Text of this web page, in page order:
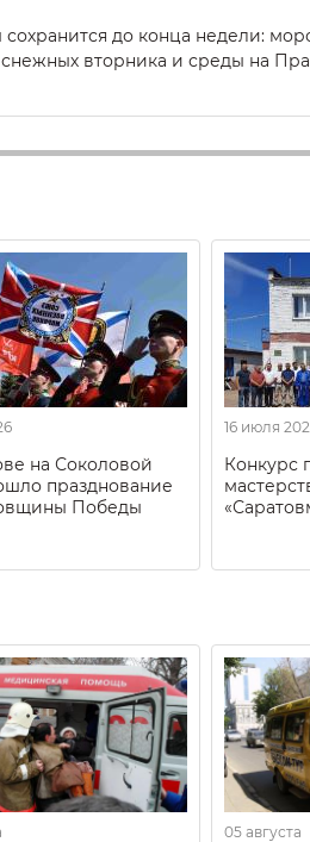
до конца недели:
вторника и среды на
на Соколовой
празднование
Победы
16 июля
Конкурс
05 августа